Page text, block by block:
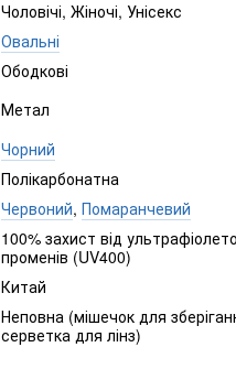
Чоловічі, Жіночі, Унісекс
Овальні
Ободкові
Метал
Чорний
Полікарбонатна
Червоний, Помаранчевий
100% захист від
променів (UV400)
Китай
Неповна (мішечок для
серветка для лінз)